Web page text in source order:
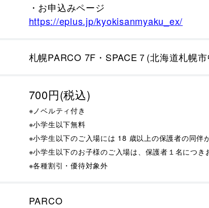
・お申込みページ
https://eplus.jp/kyokisanmyaku_ex/
札幌PARCO 7F・SPACE７(北海道札幌
700円(税込)
※ノベルティ付き
※小学生以下無料
※小学生以下のご入場には 18 歳以上の保護者の同伴
※小学生以下のお子様のご入場は、保護者１名につき
※各種割引・優待対象外
PARCO